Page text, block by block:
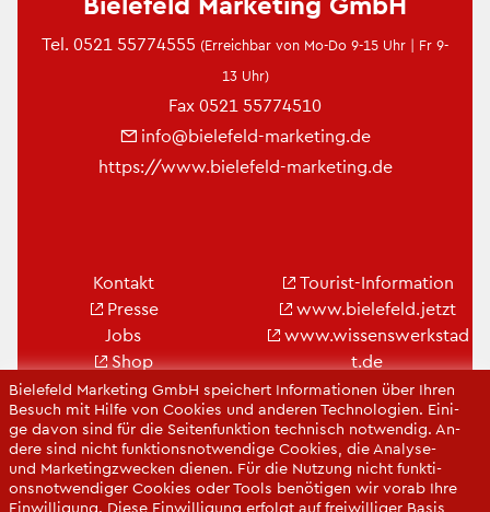
Bie­le­feld Mar­ke­ting GmbH spei­chert In­for­ma­tio­nen über Ihren
Be­such mit Hilfe von Coo­kies und an­de­ren Tech­no­lo­gi­en. Ei­ni­
ge davon sind für die Sei­ten­funk­ti­on tech­nisch not­wen­dig. An­
de­re sind nicht funk­ti­ons­not­wen­di­ge Coo­kies, die Ana­ly­se-
und Mar­ke­ting­zwe­cken die­nen. Für die Nut­zung nicht funk­ti­
ons­not­wen­di­ger Coo­kies oder Tools be­nö­ti­gen wir vorab Ihre
Ein­wil­li­gung. Diese Ein­wil­li­gung er­folgt auf frei­wil­li­ger Basis
Tel. 0521 55774555 (Er­reich­bar von Mo-Do 9-15 Uhr | Fr 9-
13 Uhr)
Fax 0521 55774510
info@​bielefeld-​marketing.​de
https://​www.​bielefeld-​marketing.​de
Kon­takt
Pres­se
Jobs
Shop
Bie­le­feld-Gut­schein
Tou­rist-In­for­ma­ti­on
www.​bielefeld.​jetzt
www.​wis​sens​werk​stad​
t.​de
www.​cit​ybie​lefe​ld.​de
www.​bielefeld-​
convention.​de